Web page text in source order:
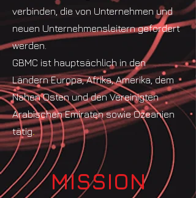
verbinden, die von Unternehmen und
neuen Unternehmensleitern gefordert
werden.
GBMC ist hauptsächlich in den
Ländern Europa, Afrika, Amerika, dem
Nahen Osten und den Vereinigten
Arabischen Emiraten sowie Ozeanien
tätig.
MISSION